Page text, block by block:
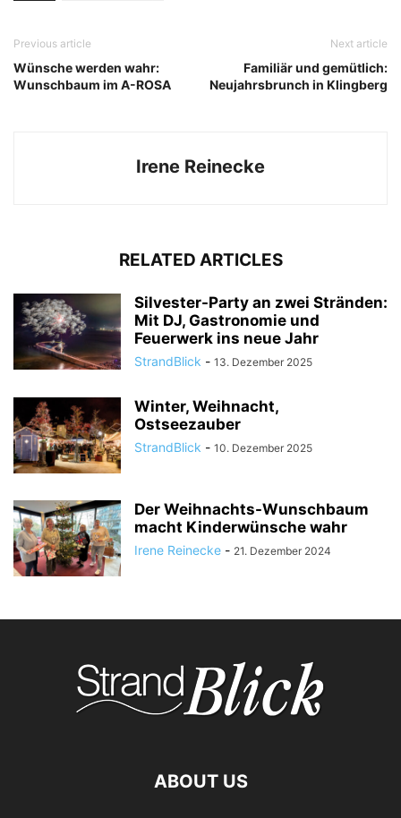
Previous article
Wünsche werden wahr:
Wunschbaum im A-ROSA
Next article
Familiär und gemütlich:
Neujahrsbrunch in Klingberg
Irene Reinecke
RELATED ARTICLES
Silvester-Party an zwei Stränden:
Mit DJ, Gastronomie und
Feuerwerk ins neue Jahr
StrandBlick - 13. Dezember 2025
Winter, Weihnacht,
Ostseezauber
StrandBlick - 10. Dezember 2025
Der Weihnachts-Wunschbaum
macht Kinderwünsche wahr
Irene Reinecke - 21. Dezember 2024
ABOUT US